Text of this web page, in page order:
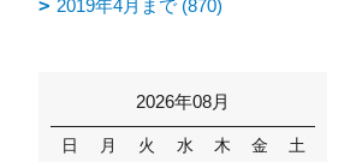
2019年4月まで (870)
2026年08月
日 月 火 水 木 金
土